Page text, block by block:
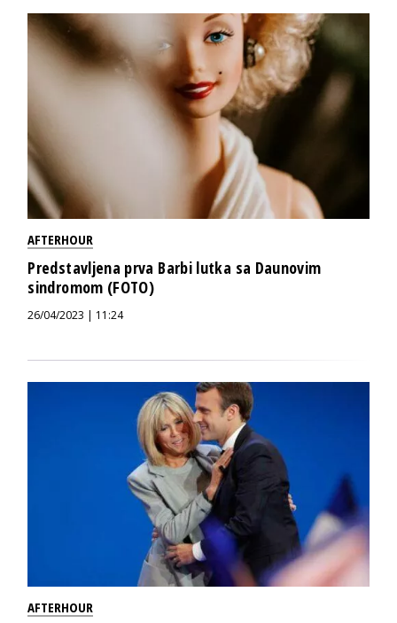
AFTERHOUR
Predstavljena prva Barbi lutka sa Daunovim
sindromom (FOTO)
26/04/2023 | 11:24
AFTERHOUR